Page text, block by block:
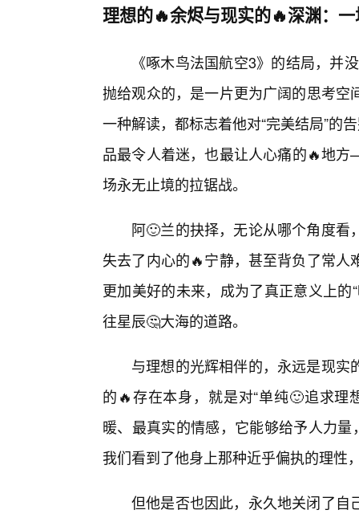
理想的🔥余烬与现实的🔥深渊：
《啄木鸟法国航空3》的结局，并
抛给观众的，是一片更为广阔的思考
一种解读，都标志着他对“完美结局”的
品最令人着迷，也最让人心痛的🔥地
场永无止境的拉锯战。
阿🙂兰的抉择，无论从哪个角度
失去了内心的🔥宁静，甚至背负了常
更加美好的未来，成为了真正意义上
往星辰🤔大海的道路。
与理想的光辉相伴的，永远是现
的🔥存在本身，就是对“单纯🙂追求
暖、最真实的情感，它能够给予人力
我们看到了他身上那种近乎偏执的理性
但他是否也因此，永久地关闭了自